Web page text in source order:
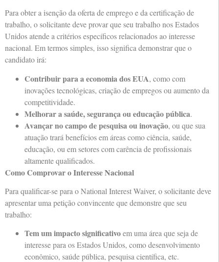
Para obter a isenção da oferta de emprego e da certificação de
trabalho, o solicitante deve provar que seu trabalho nos Estados
Unidos atende a critérios específicos relacionados ao interesse
nacional. Em termos simples, isso significa demonstrar que o
candidato irá:
Contribuir para a economia dos EUA, como com
inovações tecnológicas, criação de empregos ou aumento da
competitividade.
Melhorar a saúde, segurança ou educação pública.
Avançar no campo de pesquisa ou inovação, ou que sua
atuação trará benefícios em áreas como ciência, saúde,
educação, ou em setores com carência de profissionais
altamente qualificados.
Como Comprovar o Interesse Nacional
Para qualificar-se para o National Interest Waiver, o solicitante deve
apresentar uma petição convincente que demonstre que seu
trabalho:
Tem um impacto significativoem uma área que seja de
interesse para os Estados Unidos, como desenvolvimento
econômico, saúde pública, pesquisa científica, etc.